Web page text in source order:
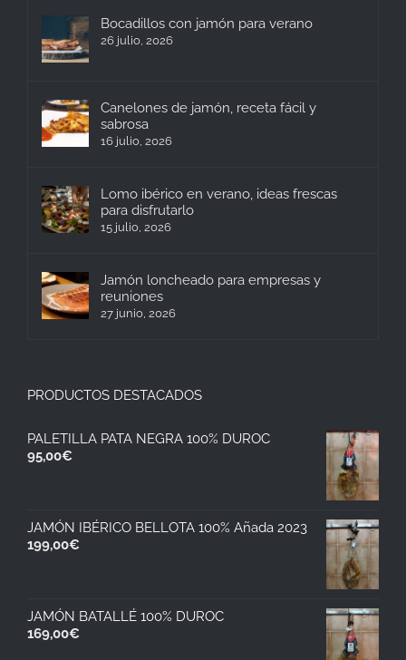
Bocadillos con jamón para verano
26 julio, 2026
Canelones de jamón, receta fácil y
sabrosa
16 julio, 2026
Lomo ibérico en verano, ideas frescas
para disfrutarlo
15 julio, 2026
Jamón loncheado para empresas y
reuniones
27 junio, 2026
PRODUCTOS DESTACADOS
PALETILLA PATA NEGRA 100% DUROC
95,00€
JAMÓN IBÉRICO BELLOTA 100% Añada 2023
199,00€
JAMÓN BATALLÉ 100% DUROC
169,00€